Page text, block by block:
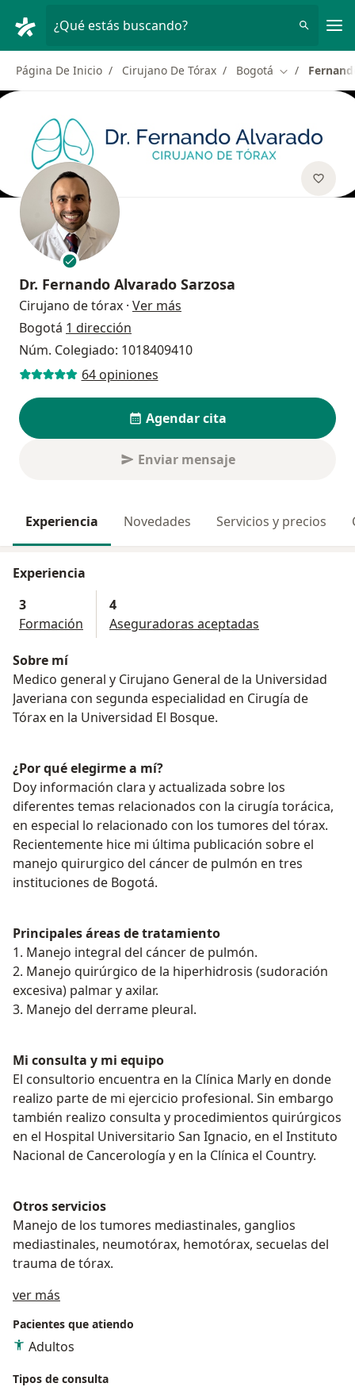
¿Qué estás buscando?
Página De Inicio Cirujano De Tórax Bogotá Cambiar de
Dr. Fernando Alvarado Sarzosa
Cirujano de tórax · Ver más
Bogotá 1 dirección
Núm. Colegiado: 1018409410
64 opiniones
Agendar cita
Enviar mensaje
Experiencia Novedades Servicios y precios
Experiencia
3
Formación
4
Aseguradoras aceptadas
Sobre mí
Medico general y Cirujano General de la Universidad
Javeriana con segunda especialidad en Cirugía de
Tórax en la Universidad El Bosque.
¿Por qué elegirme a mí?
Doy información clara y actualizada sobre los
diferentes temas relacionados con la cirugía torácica,
en especial lo relacionado con los tumores del tórax.
Recientemente hice mi última publicación sobre el
manejo quirurgico del cáncer de pulmón en tres
instituciones de Bogotá.
Principales áreas de tratamiento
1. Manejo integral del cáncer de pulmón.
2. Manejo quirúrgico de la hiperhidrosis (sudoración
excesiva) palmar y axilar.
3. Manejo del derrame pleural.
Mi consulta y mi equipo
El consultorio encuentra en la Clínica Marly en donde
realizo parte de mi ejercicio profesional. Sin embargo
también realizo consulta y procedimientos quirúrgicos
en el Hospital Universitario San Ignacio, en el Instituto
Nacional de Cancerología y en la Clínica el Country.
Otros servicios
Manejo de los tumores mediastinales, ganglios
mediastinales, neumotórax, hemotórax, secuelas del
trauma de tórax.
ver más
Pacientes que atiendo
Adultos
Tipos de consulta